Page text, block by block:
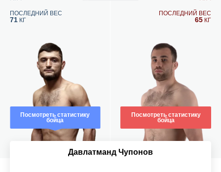
ПОСЛЕДНИЙ ВЕС
71 КГ
Посмотреть статистику
бойца
ПОСЛЕДНИЙ ВЕС
65 КГ
Посмотреть статистику
бойца
Давлатманд Чупонов